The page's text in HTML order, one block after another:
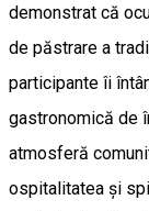
demonstrat că
de păstrare a
participante îi
gastronomică de
atmosferă
ospitalitatea și